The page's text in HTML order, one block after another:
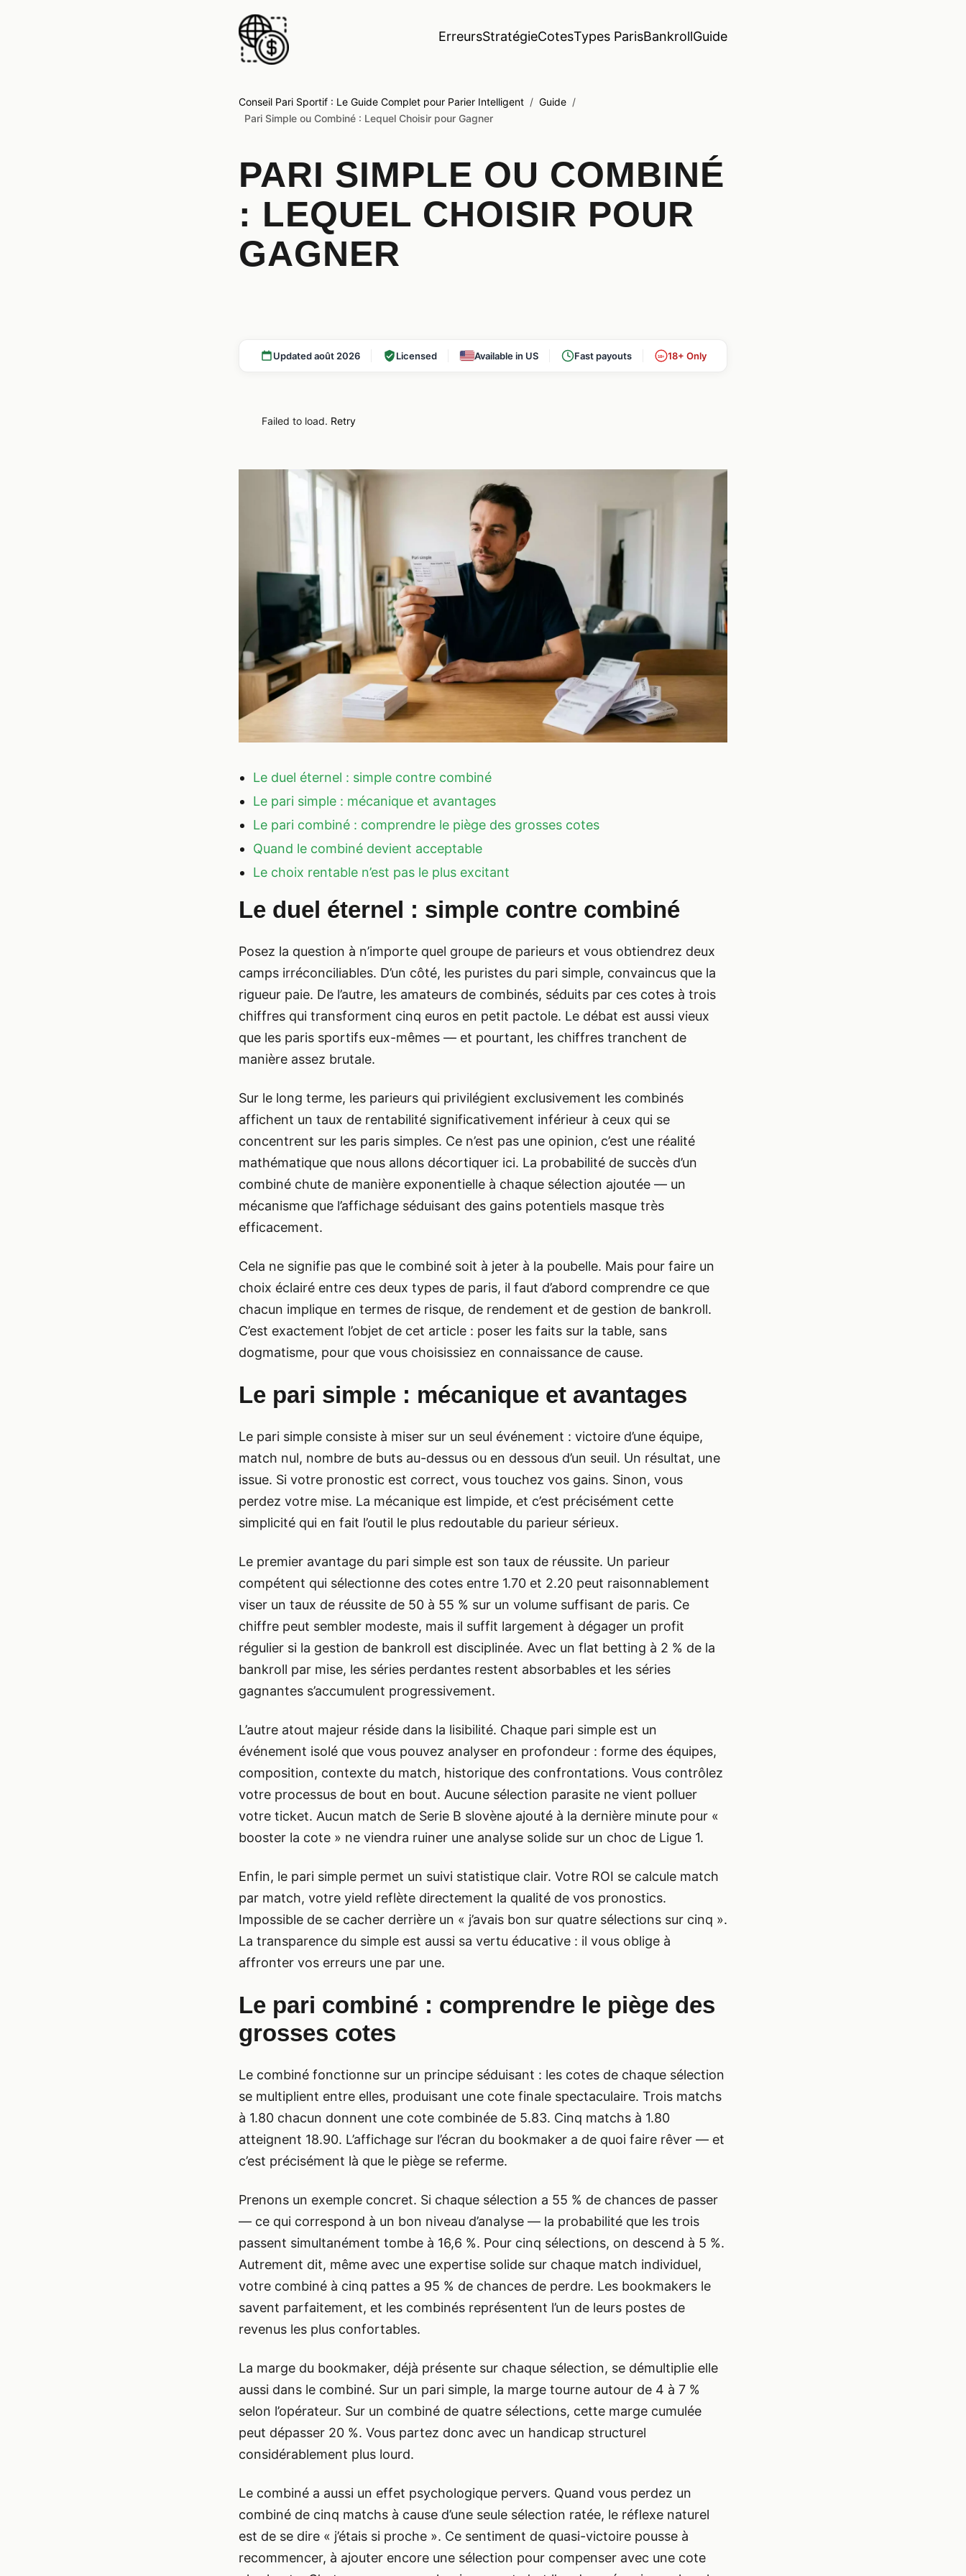
ErreursStratégieCotesTypes ParisBankrollGuide
Conseil Pari Sportif : Le Guide Complet pour Parier Intelligent / Guide /
Pari Simple ou Combiné : Lequel Choisir pour Gagner
PARI SIMPLE OU COMBINÉ
: LEQUEL CHOISIR POUR
GAGNER
Updated août 2026 Licensed Available in US Fast payouts 18+ 18+ Only
Failed to load. Retry
Le duel éternel : simple contre combiné
Le pari simple : mécanique et avantages
Le pari combiné : comprendre le piège des grosses cotes
Quand le combiné devient acceptable
Le choix rentable n’est pas le plus excitant
Le duel éternel : simple contre combiné
Posez la question à n’importe quel groupe de parieurs et vous obtiendrez deux
camps irréconciliables. D’un côté, les puristes du pari simple, convaincus que la
rigueur paie. De l’autre, les amateurs de combinés, séduits par ces cotes à trois
chiffres qui transforment cinq euros en petit pactole. Le débat est aussi vieux
que les paris sportifs eux-mêmes — et pourtant, les chiffres tranchent de
manière assez brutale.
Sur le long terme, les parieurs qui privilégient exclusivement les combinés
affichent un taux de rentabilité significativement inférieur à ceux qui se
concentrent sur les paris simples. Ce n’est pas une opinion, c’est une réalité
mathématique que nous allons décortiquer ici. La probabilité de succès d’un
combiné chute de manière exponentielle à chaque sélection ajoutée — un
mécanisme que l’affichage séduisant des gains potentiels masque très
efficacement.
Cela ne signifie pas que le combiné soit à jeter à la poubelle. Mais pour faire un
choix éclairé entre ces deux types de paris, il faut d’abord comprendre ce que
chacun implique en termes de risque, de rendement et de gestion de bankroll.
C’est exactement l’objet de cet article : poser les faits sur la table, sans
dogmatisme, pour que vous choisissiez en connaissance de cause.
Le pari simple : mécanique et avantages
Le pari simple consiste à miser sur un seul événement : victoire d’une équipe,
match nul, nombre de buts au-dessus ou en dessous d’un seuil. Un résultat, une
issue. Si votre pronostic est correct, vous touchez vos gains. Sinon, vous
perdez votre mise. La mécanique est limpide, et c’est précisément cette
simplicité qui en fait l’outil le plus redoutable du parieur sérieux.
Le premier avantage du pari simple est son taux de réussite. Un parieur
compétent qui sélectionne des cotes entre 1.70 et 2.20 peut raisonnablement
viser un taux de réussite de 50 à 55 % sur un volume suffisant de paris. Ce
chiffre peut sembler modeste, mais il suffit largement à dégager un profit
régulier si la gestion de bankroll est disciplinée. Avec un flat betting à 2 % de la
bankroll par mise, les séries perdantes restent absorbables et les séries
gagnantes s’accumulent progressivement.
L’autre atout majeur réside dans la lisibilité. Chaque pari simple est un
événement isolé que vous pouvez analyser en profondeur : forme des équipes,
composition, contexte du match, historique des confrontations. Vous contrôlez
votre processus de bout en bout. Aucune sélection parasite ne vient polluer
votre ticket. Aucun match de Serie B slovène ajouté à la dernière minute pour «
booster la cote » ne viendra ruiner une analyse solide sur un choc de Ligue 1.
Enfin, le pari simple permet un suivi statistique clair. Votre ROI se calcule match
par match, votre yield reflète directement la qualité de vos pronostics.
Impossible de se cacher derrière un « j’avais bon sur quatre sélections sur cinq ».
La transparence du simple est aussi sa vertu éducative : il vous oblige à
affronter vos erreurs une par une.
Le pari combiné : comprendre le piège des
grosses cotes
Le combiné fonctionne sur un principe séduisant : les cotes de chaque sélection
se multiplient entre elles, produisant une cote finale spectaculaire. Trois matchs
à 1.80 chacun donnent une cote combinée de 5.83. Cinq matchs à 1.80
atteignent 18.90. L’affichage sur l’écran du bookmaker a de quoi faire rêver — et
c’est précisément là que le piège se referme.
Prenons un exemple concret. Si chaque sélection a 55 % de chances de passer
— ce qui correspond à un bon niveau d’analyse — la probabilité que les trois
passent simultanément tombe à 16,6 %. Pour cinq sélections, on descend à 5 %.
Autrement dit, même avec une expertise solide sur chaque match individuel,
votre combiné à cinq pattes a 95 % de chances de perdre. Les bookmakers le
savent parfaitement, et les combinés représentent l’un de leurs postes de
revenus les plus confortables.
La marge du bookmaker, déjà présente sur chaque sélection, se démultiplie elle
aussi dans le combiné. Sur un pari simple, la marge tourne autour de 4 à 7 %
selon l’opérateur. Sur un combiné de quatre sélections, cette marge cumulée
peut dépasser 20 %. Vous partez donc avec un handicap structurel
considérablement plus lourd.
Le combiné a aussi un effet psychologique pervers. Quand vous perdez un
combiné de cinq matchs à cause d’une seule sélection ratée, le réflexe naturel
est de se dire « j’étais si proche ». Ce sentiment de quasi-victoire pousse à
recommencer, à ajouter encore une sélection pour compenser avec une cote